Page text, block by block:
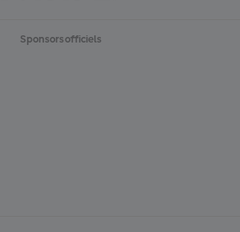
Sponsors officiels